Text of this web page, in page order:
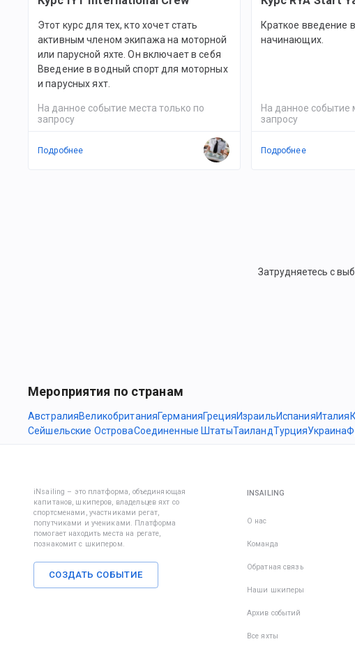
Этот курс для тех, кто хочет стать
активным членом экипажа на моторной
или парусной яхте. Он включает в себя
Введение в водный спорт для моторных
и парусных яхт.
На данное событие места только по
запросу
Подробнее
Краткое введение
начинающих.
На данное событие
запросу
Подробнее
Затрудняетесь с
Мероприятия по странам
АвстралияВеликобританияГерманияГрецияИзраильИспанияИталия
Сейшельские ОстроваСоединенные ШтатыТаиландТурцияУкраина
iNsailing – это платформа, объединяющая
капитанов, шкиперов, владельцев яхт со
спортсменами, участниками регат,
попутчиками и учениками. Платформа
помогает находить места на регате,
познакомит с шкипером.
СОЗДАТЬ СОБЫТИЕ
INSAILING
О нас
Команда
Обратная связь
Наши шкиперы
Архив событий
Все яхты